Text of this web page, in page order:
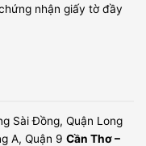
nhận giấy tờ đầy
Sài Đồng, Quận Long
A, Quận 9 Cần Thơ –